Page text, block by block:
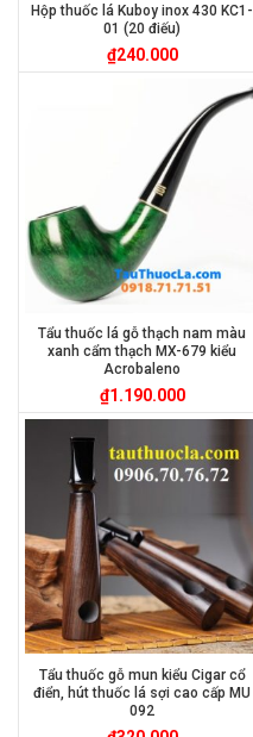
Hộp thuốc lá Kuboy inox 430 KC1-
01 (20 điếu)
₫240.000
Tẩu thuốc lá gỗ thạch nam màu
xanh cẩm thạch MX-679 kiểu
Acrobaleno
₫1.190.000
Tẩu thuốc gỗ mun kiểu Cigar cổ
điển, hút thuốc lá sợi cao cấp MU
092